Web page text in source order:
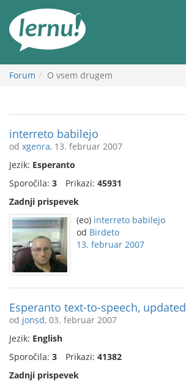
vsebini
Forum O vsem drugem
interreto babilejo
od xgenra, 13. februar 2007
Jezik: Esperanto
Sporočila: 3 Prikazi: 45931
Zadnji prispevek
(eo) interreto babilejo
od Birdeto
13. februar 2007
Esperanto text-to-speech, updated
od jonsd, 03. februar 2007
Jezik: English
Sporočila: 3 Prikazi: 41382
Zadnji prispevek